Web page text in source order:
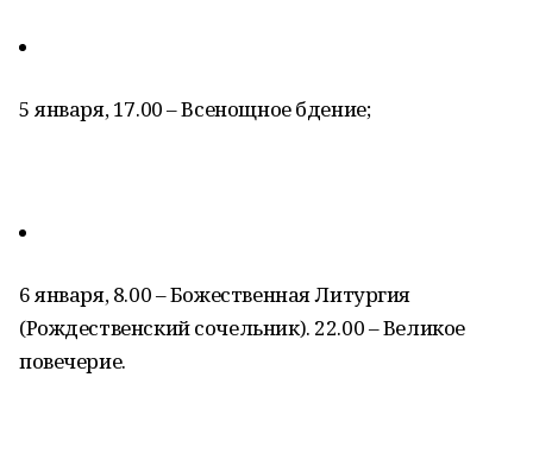
5 января, 17.00 – Всенощное бдение;
6 января, 8.00 – Божественная Литургия
(Рождественский сочельник). 22.00 – Великое
повечерие.